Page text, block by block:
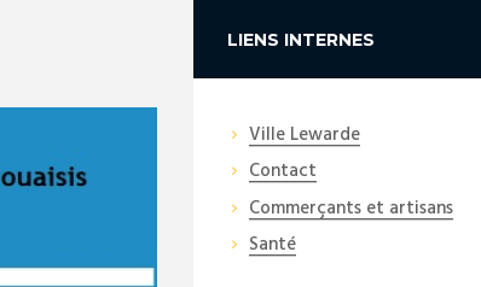
LIENS INTERNES
Ville Lewarde
Contact
Commerçants et artisans
Santé